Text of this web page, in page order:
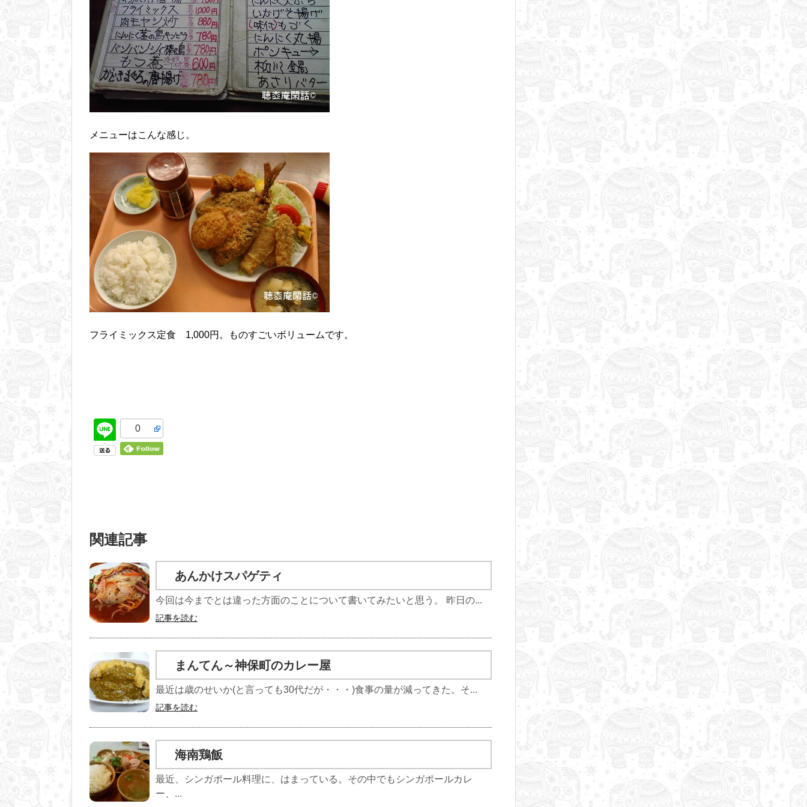
メニューはこんな感じ。
フライミックス定食 1,000円。ものすごいボリュームです。
0
関連記事
あんかけスパゲティ
今回は今までとは違った方面のことについて書いてみたいと思う。 昨日の...
記事を読む
まんてん～神保町のカレー屋
最近は歳のせいか(と言っても30代だが・・・)食事の量が減ってきた。そ...
記事を読む
海南鶏飯
最近、シンガポール料理に、はまっている。その中でもシンガポールカレ
ー、...